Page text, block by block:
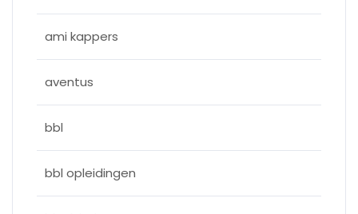
ami kappers
aventus
bbl
bbl opleidingen